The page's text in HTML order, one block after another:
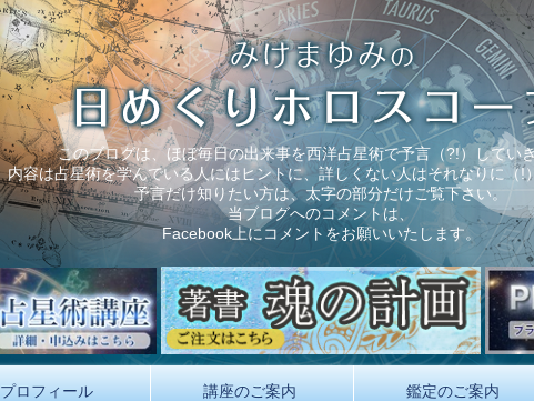
このブログは、ほぼ毎日の出来事を西洋占星術で予言（?!）してい
内容は占星術を学んでいる人にはヒントに、詳しくない人はそれなりに（!
予言だけ知りたい方は、太字の部分だけご覧下さい。
当ブログへのコメントは、
Facebook上にコメントをお願いいたします。
プロフィール 講座のご案内 鑑定のご案内